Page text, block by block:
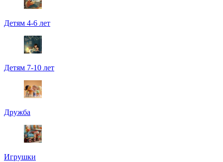
Детям 4-6 лет
Детям 7-10 лет
Дружба
Игрушки